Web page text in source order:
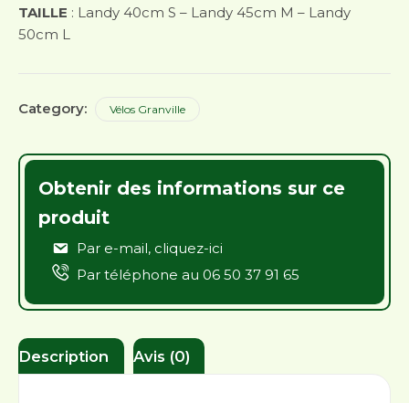
TAILLE : Landy 40cm S – Landy 45cm M – Landy
50cm L
Category: Vélos Granville
Obtenir des informations sur ce
produit
Par e-mail, cliquez-ici
Par téléphone au 06 50 37 91 65
Description Avis (0)